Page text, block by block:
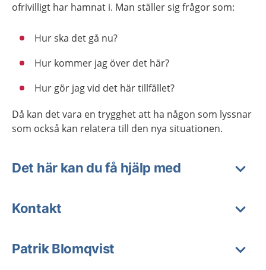
ofrivilligt har hamnat i. Man ställer sig frågor som:
Hur ska det gå nu?
Hur kommer jag över det här?
Hur gör jag vid det här tillfället?
Då kan det vara en trygghet att ha någon som lyssnar
som också kan relatera till den nya situationen.
Det här kan du få hjälp med
Kontakt
Patrik Blomqvist